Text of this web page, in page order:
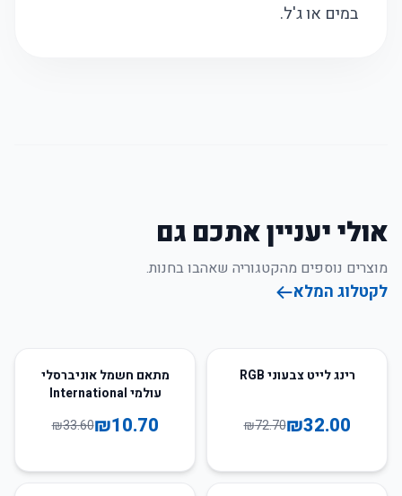
במים או ג'ל.
אולי יעניין אתכם גם
מוצרים נוספים מהקטגוריה שאהבו בחנות.
לקטלוג המלא
56רינג לייט צבעוני RGB
₪32.00
₪72.70
68
מתאם חשמל אוניברסלי
עולמי International
₪10.70
₪33.60